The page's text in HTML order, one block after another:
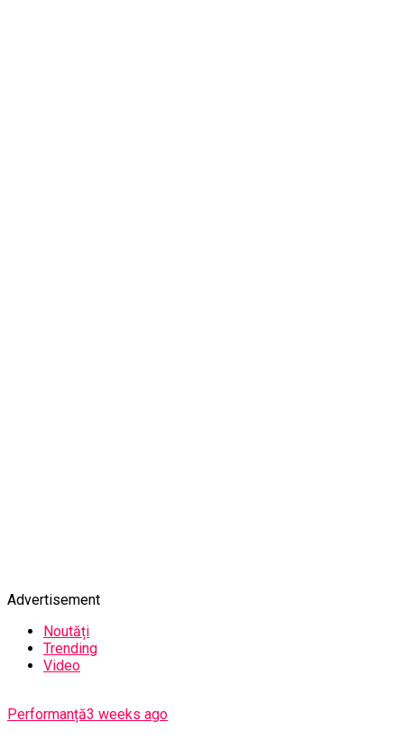
Advertisement
Noutăți
Trending
Video
Performanță3 weeks ago